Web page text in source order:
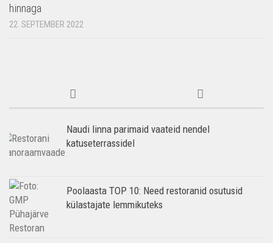
hinnaga
22. SEPTEMBER 2022
Naudi linna parimaid vaateid nendel
katuseterrassidel
Poolaasta TOP 10: Need restoranid osutusid
külastajate lemmikuteks